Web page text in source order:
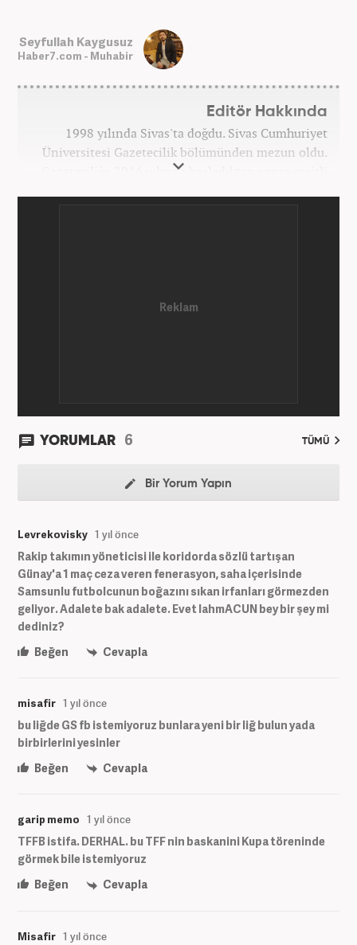
Seyfullah Kaygusuz
Haber7.com - Muhabir
Editör Hakkında
1998 yılında Sivas'ta doğdu. Sivas Cumhuriyet
Üniversitesi Gazetecilik bölümünden mezun oldu.
Gazeteciliğe 2016 yılında başladıktan sonra çeşitli
YORUMLAR 6 TÜMÜ
Bir Yorum Yapın
Levrekovisky 1 yıl önce
Rakip takımın yöneticisi ile koridorda sözlü tartışan
Günay'a 1 maç ceza veren fenerasyon, saha içerisinde
Samsunlu futbolcunun boğazını sıkan irfanları görmezden
geliyor. Adalete bak adalete. Evet lahmACUN bey bir şey mi
dediniz?
Beğen
Cevapla
misafir 1 yıl önce
bu liğde GS fb istemiyoruz bunlara yeni bir liğ bulun yada
birbirlerini yesinler
Beğen
Cevapla
garip memo 1 yıl önce
TFFB istifa. DERHAL. bu TFF nin baskanini Kupa töreninde
görmek bile istemiyoruz
Beğen
Cevapla
Misafir 1 yıl önce